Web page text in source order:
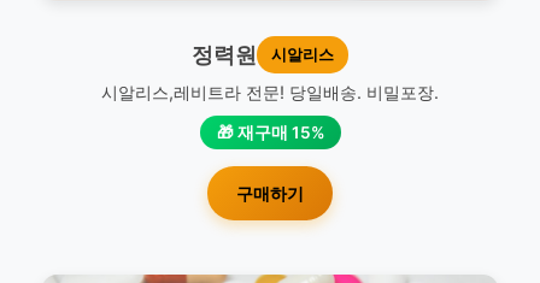
정력원 시알리스
시알리스,레비트라 전문! 당일배송. 비밀포장.
🎁 재구매 15%
구매하기